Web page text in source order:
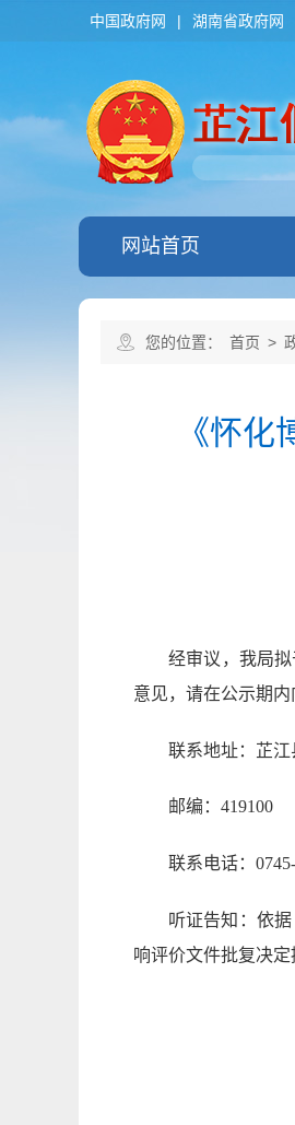
中国政府网 | 湖南省政府网
网站首页
您的位置： 首页 >
《怀
经审议，我局
意见，请在公示期内
联系地址：芷
邮编：419100
联系电话：
听证告知：依
响评价文件批复决定